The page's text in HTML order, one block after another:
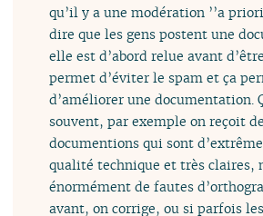
qu’il y a une modération ’’a
dire que les gens postent une
elle est d’abord relue avant
permet d’éviter le spam et ça
d’améliorer une documentation.
souvent, par exemple on reçoit
documentions qui sont
qualité technique et très claires,
énormément de fautes
avant, on corrige, ou si parfois